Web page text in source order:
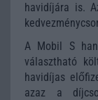
havidíjára is.
A Mobil S
választható
havidíjas
azaz a